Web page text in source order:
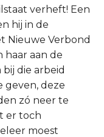
verheft! Een
hij in de
Nieuwe Verbond
haar aan de
die arbeid
geven, deze
zó neer te
er toch
moest